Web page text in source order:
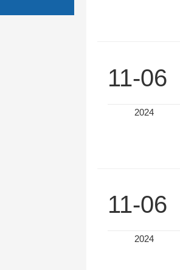
11-06
2024
11-06
2024